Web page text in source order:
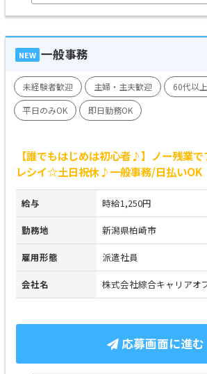
NEW 一般事務
未経験者歓迎 主婦・主夫歓迎
60代以
平日のみOK
即日勤務OK
【誰でもはじめは初心者♪】ノー残業
レシイ☆土日祝休♪一般事務/日払いOK
給与 時給1,250円
勤務地 新潟県柏崎市
雇用形態 派遣社員
会社名 株式会社綜合キャリアオ
応募画面に進む